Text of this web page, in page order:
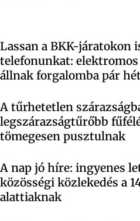
Lassan a BKK-járatokon
telefonunkat:
állnak forgalomba pár
A tűrhetetlen
legszárazságtűrőbb
tömegesen pusztulnak
A nap jó híre: ingyenes
közösségi közlekedés a
alattiaknak